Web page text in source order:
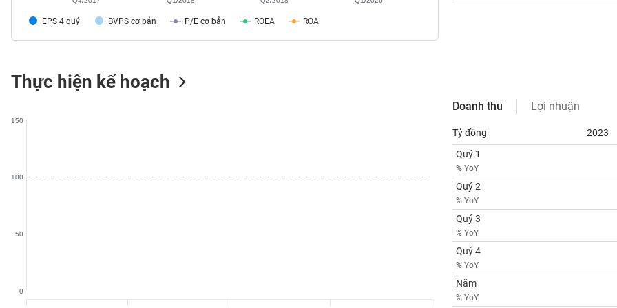
EPS 4 quý BVPS cơ bản P/E cơ bản ROEA ROA
Thực hiện kế hoạch
0
50
100
150
Doanh thu Lợi nhuận
Tỷ đồng
2023
Quý 1
% YoY
Quý 2
% YoY
Quý 3
% YoY
Quý 4
% YoY
Năm
% YoY
SỨC
KHỎE
CHÍNH
DỊCH